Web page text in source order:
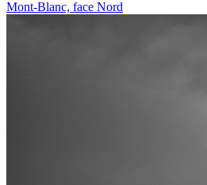
Mont-Blanc, face Nord